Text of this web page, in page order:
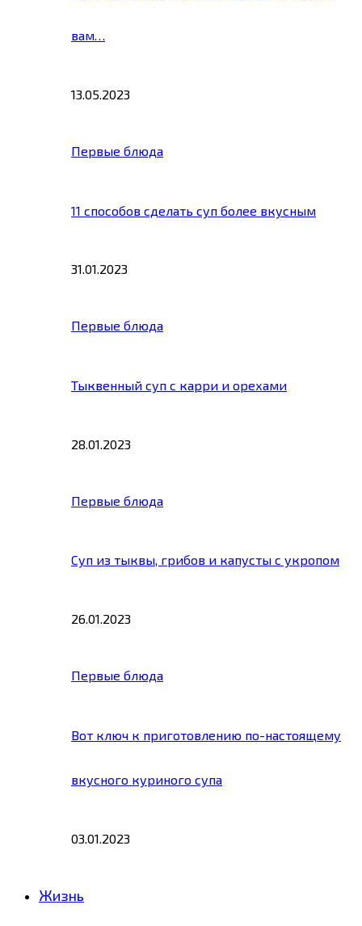
вам…
13.05.2023
Первые блюда
11 способов сделать суп более вкусным
31.01.2023
Первые блюда
Тыквенный суп с карри и орехами
28.01.2023
Первые блюда
Суп из тыквы, грибов и капусты с укропом
26.01.2023
Первые блюда
Вот ключ к приготовлению по-настоящему
вкусного куриного супа
03.01.2023
Жизнь